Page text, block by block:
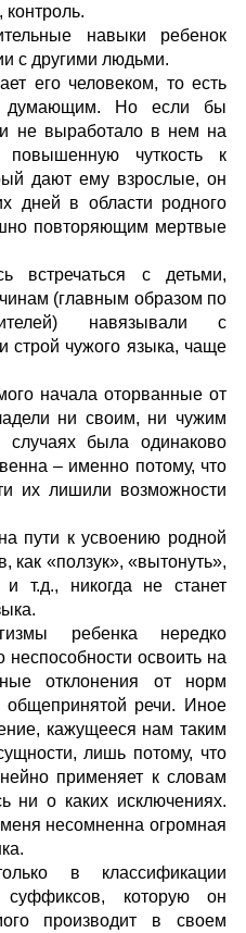
контроль.
навыки ребенок
с другими людьми.
его человеком, то есть
думающим. Но если бы
не выработало в нем на
чуткость к
дают ему взрослые, он
дней в области родного
повторяющим мертвые
встречаться с детьми,
(главным образом по
навязывали с
строй чужого языка, чаще
начала оторванные от
ни своим, ни чужим
была одинаково
– именно потому, что
их лишили возможности
пути к усвоению родной
как «ползук», «вытонуть»,
и т.д., никогда не станет
ребенка нередко
неспособности освоить на
отклонения от норм
общепринятой речи. Иное
кажущееся нам таким
лишь потому, что
применяет к словам
ни о каких исключениях.
несомненна огромная
в классификации
суффиксов, которую он
производит в своем